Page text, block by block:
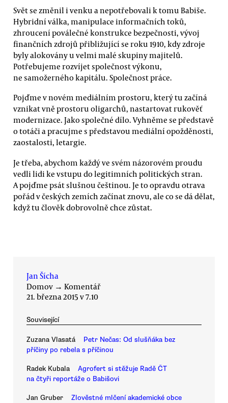
Svět se změnil i venku a nepotřebovali k tomu Babiše.
Hybridní válka, manipulace informačních toků,
zhroucení poválečné konstrukce bezpečnosti, vývoj
finančních zdrojů přibližující se roku 1910, kdy zdroje
byly alokovány u velmi malé skupiny majitelů.
Potřebujeme rozvíjet společnost výkonu,
ne samožerného kapitálu. Společnost práce.
Pojďme v novém mediálním prostoru, který tu začíná
vznikat vně prostoru oligarchů, nastartovat rukověť
modernizace. Jako společné dílo. Vyhněme se představě
o totáči a pracujme s představou mediální opožděnosti,
zaostalosti, letargie.
Je třeba, abychom každý ve svém názorovém proudu
vedli lidi ke vstupu do legitimních politických stran.
A pojďme psát slušnou češtinou. Je to opravdu otrava
pořád v českých zemích začínat znovu, ale co se dá dělat,
když tu člověk dobrovolně chce zůstat.
Jan Šícha
Domov → Komentář
21. března 2015 v 7.10
Související
Zuzana Vlasatá
Petr Nečas: Od slušňáka bez
příčiny po rebela s příčinou
Radek Kubala
Agrofert si stěžuje Radě ČT
na čtyři reportáže o Babišovi
Jan Gruber Zlověstné mlčení akademické obce